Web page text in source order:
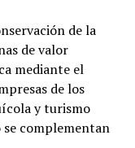
de la
de valor
mediante el
de los
y turismo
se complementan